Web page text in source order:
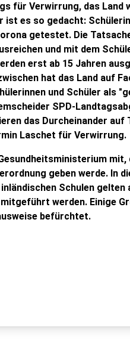
für Verwirrung, das Land
es so gedacht:
getestet. Die
und mit dem
erst ab 15 Jahren
hat das Land auf
und Schüler als
SPD-
das Durcheinander auf
Laschet für Verwirrung.
mit,
geben werde. In
Schulen gelten
werden. Einige
befürchtet.